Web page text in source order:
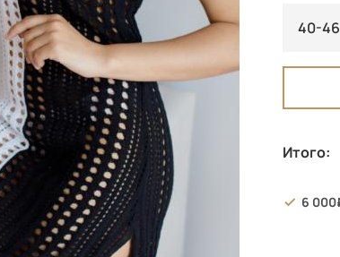
40-46
Итого:
6 000